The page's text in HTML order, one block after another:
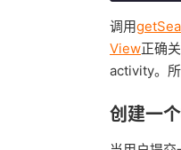
调用
View正确
activity。
创建一